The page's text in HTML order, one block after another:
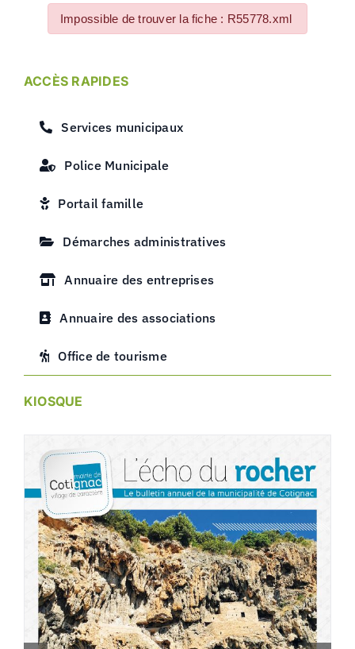
Impossible de trouver la fiche : R55778.xml
ACCÈS RAPIDES
Services municipaux
Police Municipale
Portail famille
Démarches administratives
Annuaire des entreprises
Annuaire des associations
Office de tourisme
KIOSQUE